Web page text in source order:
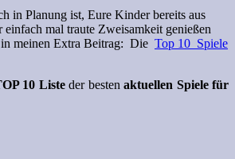
in Planung ist, Eure Kinder bereits aus
einfach mal traute Zweisamkeit genießen
meinen Extra Beitrag: Die Top 10 Spiele
10 Listeder bestenaktuellen Spiele für